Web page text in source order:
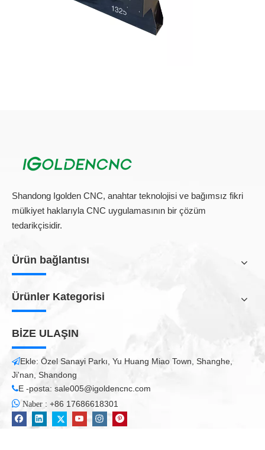
çizimleri ve işlevleri sağlayabilir. Yeşim taşı veya alüminyum ağır
tasarımları ve panelleri köklü taş dokulara nasıl kazdığını merak
edebilir. Ancak ileri CNC tezgah teknolojisi ile bu mümkündür.
iGOLDEN, çeşitli CNC kesme makineleri sağlayan profesyonel
malzemeleri, metalleri, taşları ve diğer malzemeleri kesmek için
kullanılan aletleri içerir. Ayrıca taş işleme için taş lazer oyma
Gördüğünüz gibi, bu tasarımlar CNC router'ların mükemmel
çalışmalarıdır.
Shandong Igolden CNC, anahtar teknolojisi ve bağımsız fikri
mülkiyet haklarıyla CNC uygulamasının bir çözüm
tedarikçisidir.
Ürün bağlantısı
Ürünler Kategorisi
BİZE ULAŞIN
Ekle: Özel Sanayi Parkı, Yu Huang Miao Town, Shanghe,
Ji'nan, Shandong
E -posta: sale005@igoldencnc.com
 Naber : +86 17686618301